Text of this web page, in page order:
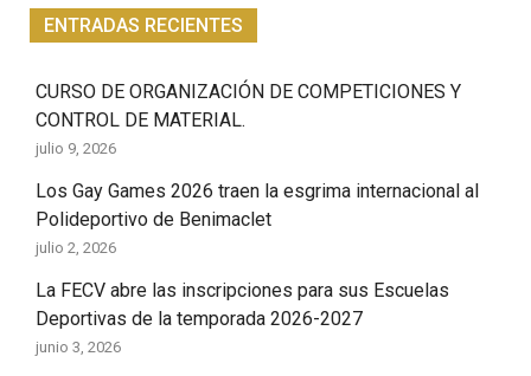
ENTRADAS RECIENTES
CURSO DE ORGANIZACIÓN DE COMPETICIONES Y
CONTROL DE MATERIAL.
julio 9, 2026
Los Gay Games 2026 traen la esgrima internacional al
Polideportivo de Benimaclet
julio 2, 2026
La FECV abre las inscripciones para sus Escuelas
Deportivas de la temporada 2026-2027
junio 3, 2026